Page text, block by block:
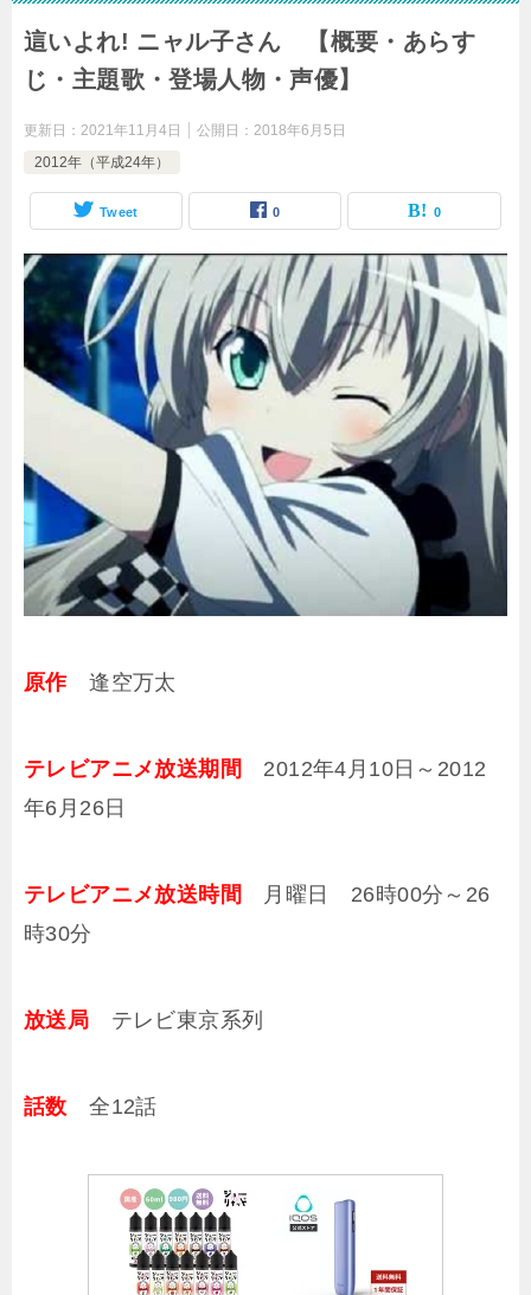
這いよれ! ニャル子さん 【概要・あらす
じ・主題歌・登場人物・声優】
更新日： 2021年11月4日 公開日： 2018年6月5日
2012年（平成24年）
Tweet 0 0
原作逢空万太
テレビアニメ放送期間 2012年4月10日～2012
年6月26日
テレビアニメ放送時間 月曜日 26時00分～26
時30分
放送局 テレビ東京系列
話数 全12話